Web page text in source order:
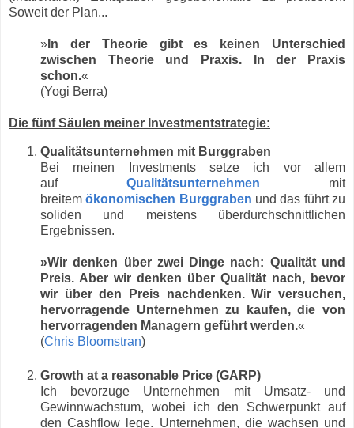
Soweit der Plan...
» In der Theorie gibt es keinen Unterschied
zwischen Theorie und Praxis. In der Praxis
schon.«
(Yogi Berra)
Die fünf Säulen meiner Investmentstrategie:
Qualitätsunternehmen mit Burggraben
Bei meinen Investments setze ich vor allem
auf Qualitätsunternehmen mit
breitemökonomischen Burggraben und das führt zu
soliden und meistens überdurchschnittlichen
Ergebnissen.
»Wir denken über zwei Dinge nach: Qualität und
Preis. Aber wir denken über Qualität nach, bevor
wir über den Preis nachdenken. Wir versuchen,
hervorragende Unternehmen zu kaufen, die von
hervorragenden Managern geführt werden.«
(Chris Bloomstran)
Growth at a reasonable Price (GARP)
Ich bevorzuge Unternehmen mit Umsatz- und
Gewinnwachstum, wobei ich den Schwerpunkt auf
den Cashflow lege. Unternehmen, die wachsen und